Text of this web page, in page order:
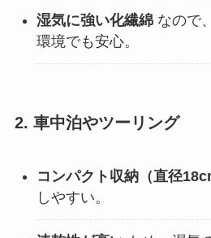
湿気に強い化繊綿なので
環境でも安心。
2. 車中泊やツーリング
コンパクト収納（直径
しやすい。